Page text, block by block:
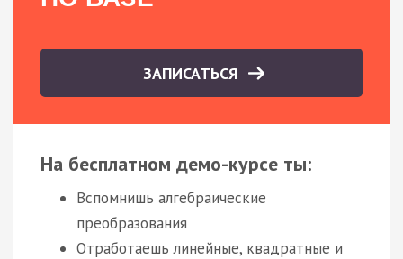
ЗАПИСАТЬСЯ
На бесплатном демо-курсе ты:
Вспомнишь алгебраические
преобразования
Отработаешь линейные, квадратные и